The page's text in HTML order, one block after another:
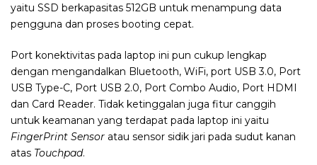
yaitu SSD berkapasitas 512GB untuk menampung data
pengguna dan proses booting cepat.
Port konektivitas pada laptop ini pun cukup lengkap
dengan mengandalkan Bluetooth, WiFi, port USB 3.0, Port
USB Type-C, Port USB 2.0, Port Combo Audio, Port HDMI
dan Card Reader. Tidak ketinggalan juga fitur canggih
untuk keamanan yang terdapat pada laptop ini yaitu
FingerPrint Sensor atau sensor sidik jari pada sudut kanan
atas Touchpad.